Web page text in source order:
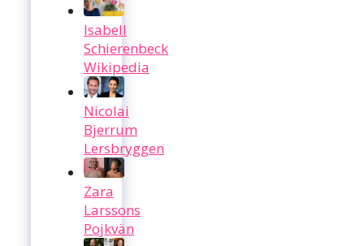
Isabell
Schierenbeck
Wikipedia
Nicolai
Bjerrum
Lersbryggen
Zara
Larssons
Pojkvän